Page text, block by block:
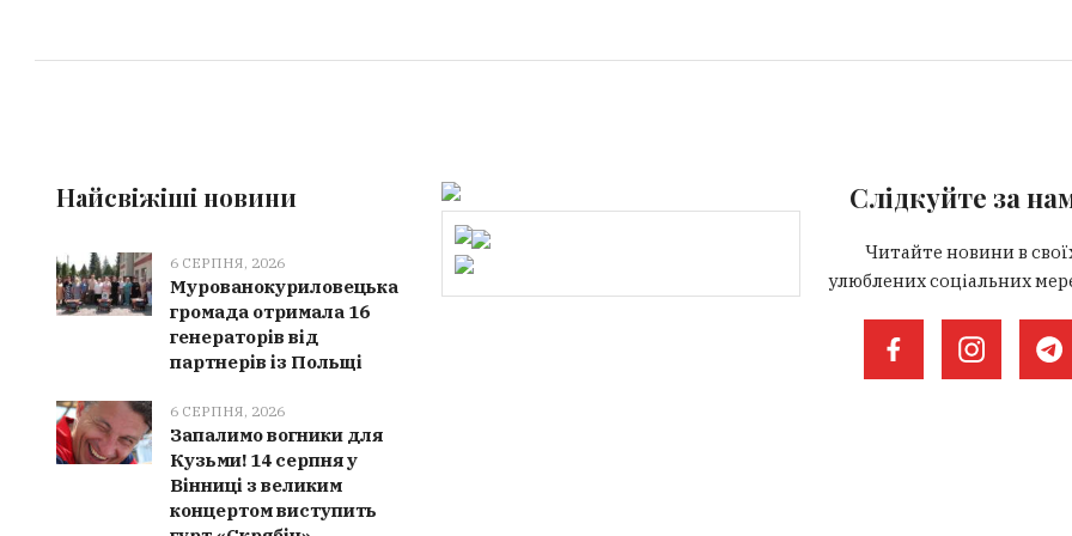
Найсвіжіші новини
6 СЕРПНЯ, 2026
Мурованокуриловецька
громада отримала 16
генераторів від
партнерів із Польщі
6 СЕРПНЯ, 2026
Запалимо вогники для
Кузьми! 14 серпня у
Вінниці з великим
концертом виступить
Слідкуйте за
Читайте новини в
улюблених соціальних